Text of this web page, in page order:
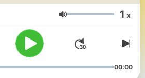
Volume 1 x
00:00